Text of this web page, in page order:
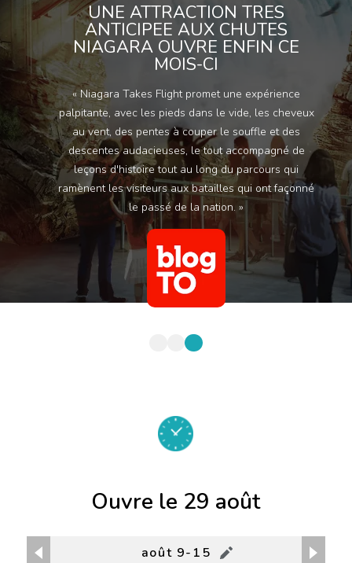
UNE ATTRACTION TRES
ANTICIPEE AUX CHUTES
NIAGARA OUVRE ENFIN CE
MOIS-CI
« Niagara Takes Flight promet une expérience
palpitante, avec les pieds dans le vide, les cheveux
au vent, des pentes à couper le souffle et des
descentes audacieuses, le tout accompagné de
leçons d'histoire tout au long du parcours qui
ramènent les visiteurs aux batailles qui ont façonné
le passé de la nation. »
Ouvre le 29 août
août 9-15